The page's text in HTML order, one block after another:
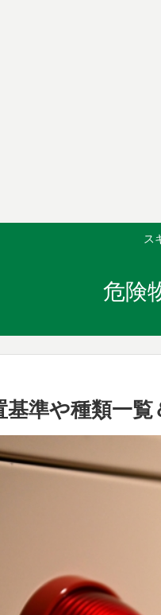
ス
危険
準や種類一